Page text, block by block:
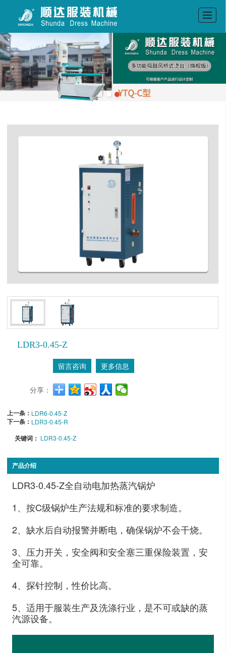
首页
公司介绍
产品展示
联系我们
LDR3-0.45-Z
留言咨询 更多信息
分享：
上一条： LDR6-0.45-Z
下一条： LDR3-0.45-R
关键词： LDR3-0.45-Z
产品介绍
LDR3-0.45-Z全自动电加热蒸汽锅炉
1、按C级锅炉生产法规和标准的要求制造。
2、缺水后自动报警并断电，确保锅炉不会干烧。
3、压力开关，安全阀和安全塞三重保险装置，安
全可靠。
4、探针控制，性价比高。
5、适用于服装生产及洗涤行业，是不可或缺的蒸
汽源设备。